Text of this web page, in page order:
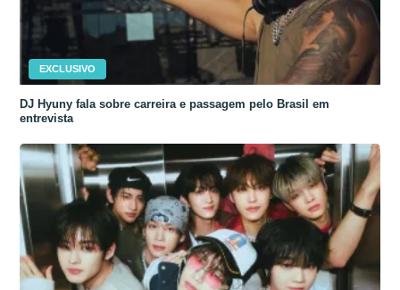
EXCLUSIVO
DJ Hyuny fala sobre carreira e passagem pelo Brasil em
entrevista